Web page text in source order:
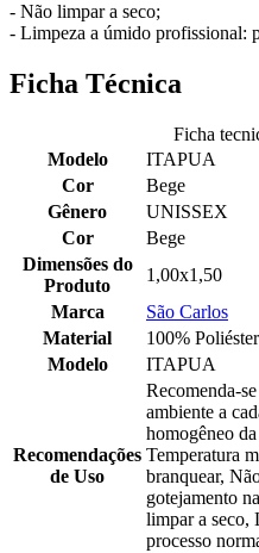
- Não limpar a seco;
- Limpeza a úmido profissional:
Ficha Técnica
Ficha
Modelo
ITAPUA
Cor
Bege
Gênero
UNISSEX
Cor
Bege
Dimensões do
Produto
1,00x1,50
Marca
São Carlos
Material
100% Poliéster
Modelo
ITAPUA
Recomendações
de Uso
Recomenda-
ambiente a
homogêneo
Temperatura
branquear,
gotejamento
limpar a seco,
processo